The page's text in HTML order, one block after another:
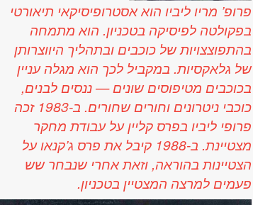
פרופ’ מריו ליביו הוא אסטרופיסיקאי תיאורטי
בפקולטה לפיסיקה בטכניון. הוא מתמחה
בהתפוצצויות של כוכבים ובתהליך היווצרותן
של גלאקסיות. במקביל לכך הוא מגלה עניין
בכוכבים מטיפוסים שונים — ננסים לבנים,
כוכבי ניטרונים וחורים שחורים. ב-1983 זכה
פרופי ליביו בפרס קליין על עבודת מחקר
מצטיינת. ב-1988 קיבל את פרס ג’קנאו על
הצטיינות בהוראה, וזאת אחרי שנבחר שש
פעמים למרצה המצטיין בטכניון.